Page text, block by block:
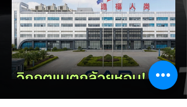
เพื่อเปลี่ยนผ่านจากการเป็นเพียง "ตลาดผู้ซื้อ"
ไปสู่การเป็น "ฐานการผลิตหลักในภูมิภาค
อาเซียน" ช้าไม่ได้เพื่อเร่งเปิดศึกแข่งกับ
ประเทศไทย ยกระดับสู่เฟสโรงงาน: เปลี่ยนจุด
โฟกัสจากการอุดหนุนยอดขาย นำเข้า CBU มา
เป็นการดึงดูดค่ายรถให้เข้ามาลงทุนตั้งโรงงาน
ผลิตในประเทศจริง ชูกฎเหล็ก Local
Content: กำหนดสัดส่วนการใช้ชิ้นส่วนและวัต
EV Cars Thailand